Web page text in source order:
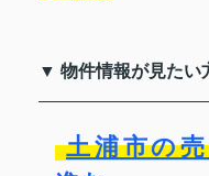
▼ 物件情報が見たい
土浦市の